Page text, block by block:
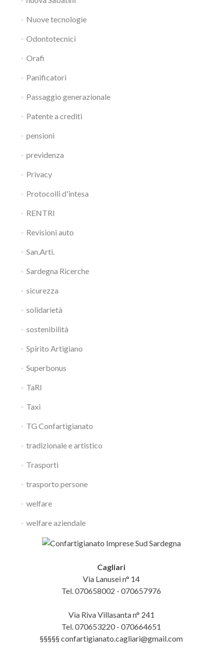
Nuove tecnologie
Odontotecnici
Orafi
Panificatori
Passaggio generazionale
Patente a crediti
pensioni
previdenza
Privacy
Protocolli d'intesa
RENTRI
Revisioni auto
San.Arti.
Sardegna Ricerche
sicurezza
solidarietà
sostenibilità
Spirito Artigiano
Superbonus
TaRI
Taxi
TG Confartigianato
tradizionale e artistico
Trasporti
trasporto persone
welfare
welfare aziendale
Cagliari
Via Lanusei n° 14
Tel. 070658002 - 070657976
Via Riva Villasanta n° 241
Tel. 070653220 - 070664651
§§§§§ confartigianato.cagliari@gmail.com